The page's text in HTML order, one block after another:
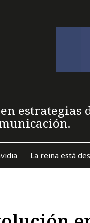
estrategias
La reina está